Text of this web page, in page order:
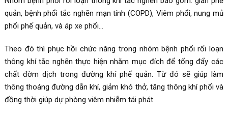
quản, bệnh phổi tắc nghẽn mạn tính (COPD), Viêm phổi, nung mủ
phổi phế quản, và áp xe phổi…
Theo đó thì phục hồi chức năng trong nhóm bệnh phổi rối loạn
thông khí tắc nghẽn thực hiện nhằm mục đích để tống đẩy các
chất đờm dịch trong đường khí phế quản. Từ đó sẽ giúp làm
thông thoáng đường dẫn khí, giảm khó thở, tăng thông khí phổi và
đồng thời giúp dự phòng viêm nhiễm tái phát.